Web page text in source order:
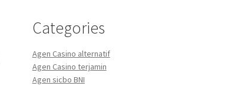
Categories
Agen Casino alternatif
Agen Casino terjamin
Agen sicbo BNI